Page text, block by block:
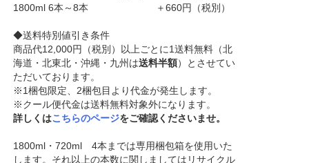
1800ml 6本～8本 ＋660円（税別）
◆送料特別値引き条件
商品代12,000円（税別）以上ごとに1送料無料（北
海道・北東北・沖縄・九州は送料半額）とさせてい
ただいております。
※1梱包限定、2梱包目より代金が発生します。
※クール便代金は送料無料対象外になります。
詳しくはこちらのページをご確認くださいませ。
1800ml・720ml 4本までは専用梱包箱を使用いた
します。それ以上の本数に関しましてはリサイクル